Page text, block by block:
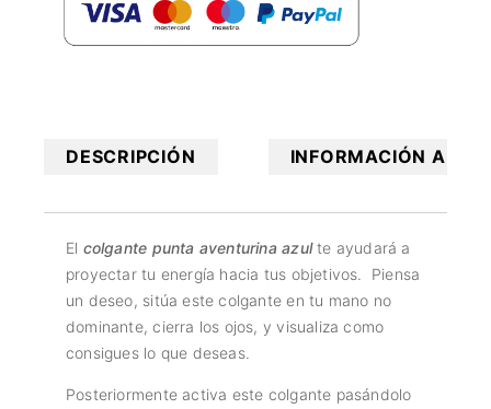
DESCRIPCIÓN INFORMACIÓN
El colgante punta aventurina azul te ayudará a
proyectar tu energía hacia tus objetivos. Piensa
un deseo, sitúa este colgante en tu mano no
dominante, cierra los ojos, y visualiza como
consigues lo que deseas.
Posteriormente activa este colgante pasándolo